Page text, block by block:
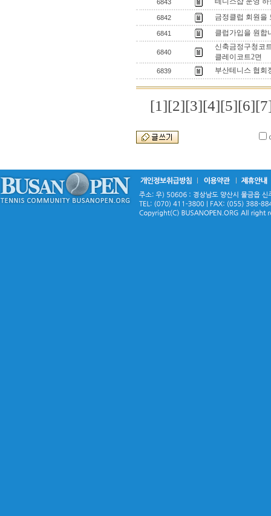
6843
6842 금정클럽 회원을
6841 클럽가입을 원합
6840
신축금정구청코
클레이코트2면
6839 부산테니스 협회
[1][2][3][4][5][6]